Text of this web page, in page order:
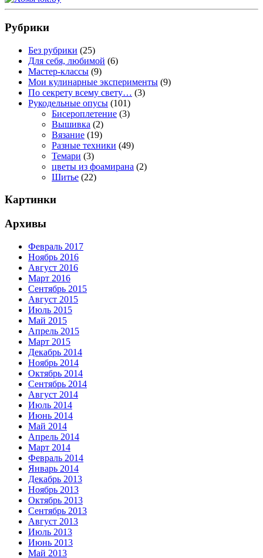
Рубрики
Без рубрики (25)
Для себя, любимой (6)
Мастер-классы (9)
Мои кулинарные эксперименты (9)
По секрету всему свету… (3)
Рукодельные опусы (101)
Бисероплетение (3)
Вышивка (2)
Вязание (19)
Разные техники (49)
Темари (3)
цветы из фоамирана (2)
Шитье (22)
Картинки
Архивы
Февраль 2017
Ноябрь 2016
Август 2016
Март 2016
Сентябрь 2015
Август 2015
Июль 2015
Май 2015
Апрель 2015
Март 2015
Декабрь 2014
Ноябрь 2014
Октябрь 2014
Сентябрь 2014
Август 2014
Июль 2014
Июнь 2014
Май 2014
Апрель 2014
Март 2014
Февраль 2014
Январь 2014
Декабрь 2013
Ноябрь 2013
Октябрь 2013
Сентябрь 2013
Август 2013
Июль 2013
Июнь 2013
Май 2013